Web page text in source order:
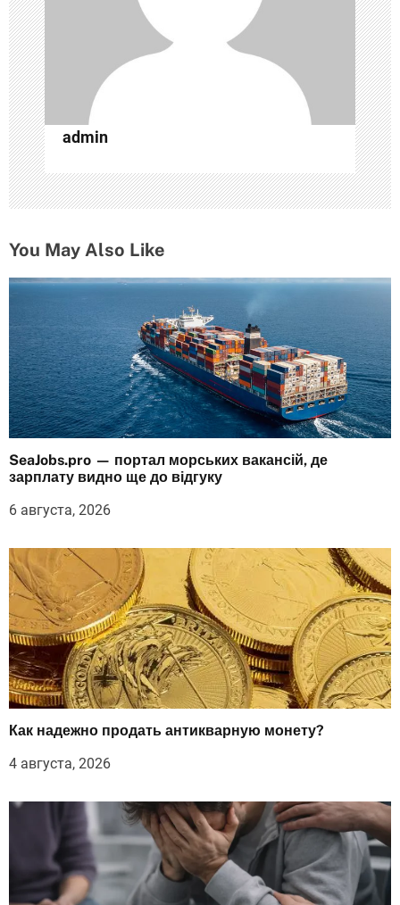
п
и
с
я
м
admin
You May Also Like
SeaJobs.pro — портал морських вакансій, де
зарплату видно ще до відгуку
6 августа, 2026
Как надежно продать антикварную монету?
4 августа, 2026